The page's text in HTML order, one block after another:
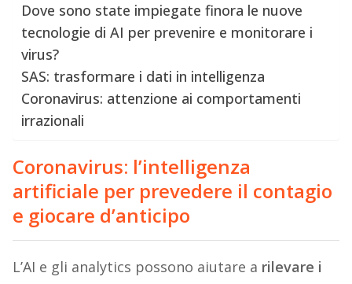
Dove sono state impiegate finora le nuove
tecnologie di AI per prevenire e monitorare i
virus?
SAS: trasformare i dati in intelligenza
Coronavirus: attenzione ai comportamenti
irrazionali
Coronavirus: l’intelligenza
artificiale per prevedere il contagio
e giocare d’anticipo
L’AI e gli analytics possono aiutare a rilevare i